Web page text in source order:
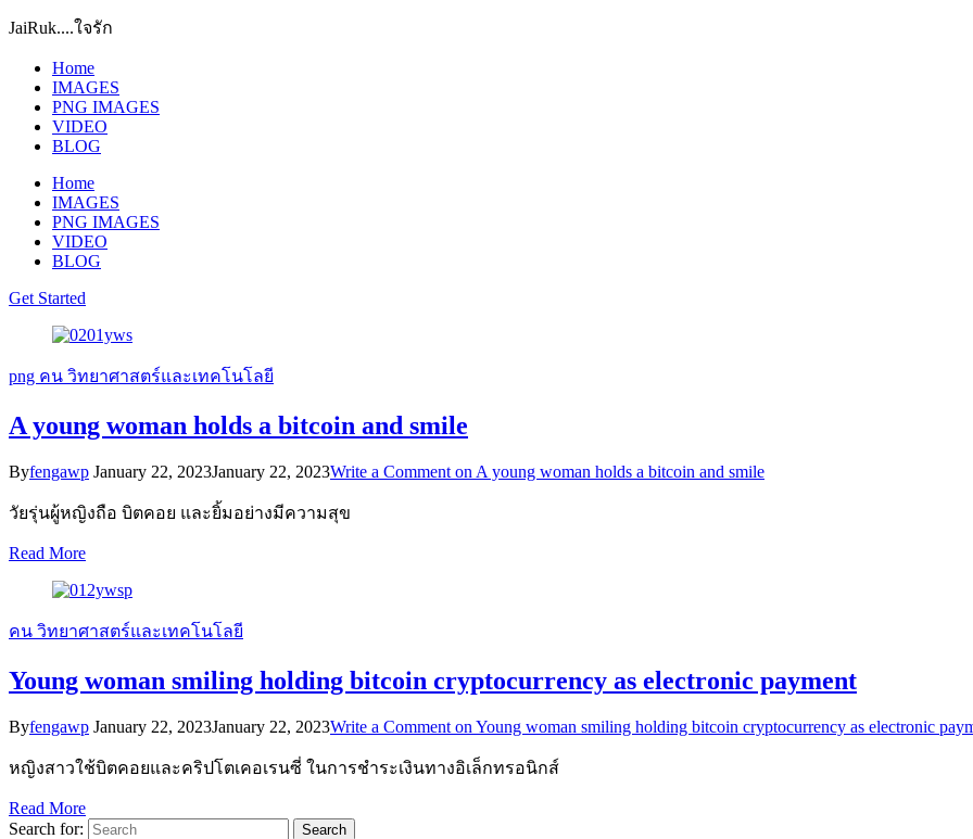
JaiRuk....ใจรัก
Home
IMAGES
PNG IMAGES
VIDEO
BLOG
Home
IMAGES
PNG IMAGES
VIDEO
BLOG
Get Started
png คน วิทยาศาสตร์และเทคโนโลยี
A young woman holds a bitcoin and smile
Byfengawp January 22, 2023January 22, 2023Write a Comment on A young woman holds a bitcoin and smile
วัยรุ่นผู้หญิงถือ บิตคอย และยิ้มอย่างมีความสุข
Read More
คน วิทยาศาสตร์และเทคโนโลยี
Young woman smiling holding bitcoin cryptocurrency as electronic payment
Byfengawp January 22, 2023January 22, 2023Write a Comment on Young woman smiling holding bitcoin cryptocurrency as electronic
หญิงสาวใช้บิตคอยและคริปโตเคอเรนซี่ ในการชำระเงินทางอิเล็กทรอนิกส์
Read More
Search for: